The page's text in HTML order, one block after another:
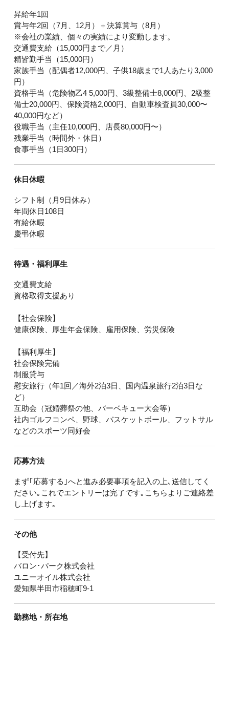
昇給年1回
賞与年2回（7月、12月）＋決算賞与（8月）
※会社の業績、個々の実績により変動します。
交通費支給（15,000円まで／月）
精皆勤手当（15,000円）
家族手当（配偶者12,000円、子供18歳まで1人あたり3,000
円）
資格手当（危険物乙4 5,000円、3級整備士8,000円、2級整
備士20,000円、保険資格2,000円、自動車検査員30,000〜
40,000円など）
役職手当（主任10,000円、店長80,000円〜）
残業手当（時間外・休日）
食事手当（1日300円）
休日休暇
シフト制（月9日休み）
年間休日108日
有給休暇
慶弔休暇
待遇・福利厚生
交通費支給
資格取得支援あり
【社会保険】
健康保険、厚生年金保険、雇用保険、労災保険
【福利厚生】
社会保険完備
制服貸与
慰安旅行（年1回／海外2泊3日、国内温泉旅行2泊3日な
ど）
互助会（冠婚葬祭の他、バーベキュー大会等）
社内ゴルフコンペ、野球、バスケットボール、フットサル
などのスポーツ同好会
応募方法
まず｢応募する｣へと進み必要事項を記入の上､送信してく
ださい｡これでエントリーは完了です｡こちらよりご連絡差
し上げます｡
その他
【受付先】
バロン･パーク株式会社
ユニーオイル株式会社
愛知県半田市稲穂町9-1
勤務地・所在地